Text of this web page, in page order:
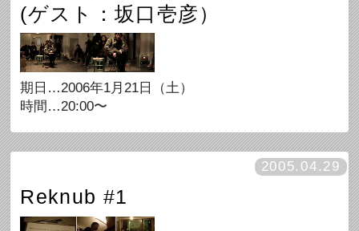
(ゲスト：坂口壱彦）
期日…2006年1月21日（土）
時間…20:00〜
2005.04.29
Reknub #1